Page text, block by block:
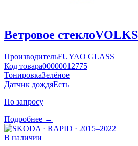
Ветровое стекло
ПроизводительFUYAO GLASS
Код товара00000012775
ТонировкаЗелёное
Датчик дождяЕсть
По запросу
Подробнее →
В наличии